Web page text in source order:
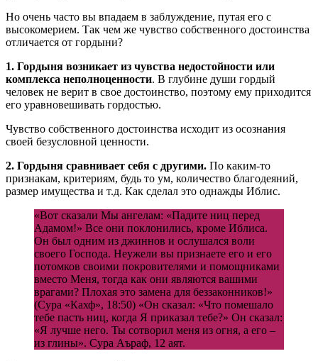
Но очень часто вы впадаем в заблуждение, путая его с
высокомерием. Так чем же чувство собственного достоинства
отличается от гордыни?
1. Гордыня возникает из чувства недостойности или
комплекса неполноценности. В глубине души гордый
человек не верит в свое достоинство, поэтому ему приходится
его уравновешивать гордостью.
Чувство собственного достоинства исходит из осознания
своей безусловной ценности.
2. Гордыня сравнивает себя с другими. По каким-то
признакам, критериям, будь то ум, количество благодеяний,
размер имущества и т.д. Как сделал это однажды Иблис.
«Вот сказали Мы ангелам: «Падите ниц перед
Адамом!» Все они поклонились, кроме Иблиса.
Он был одним из джиннов и ослушался воли
своего Господа. Неужели вы признаете его и его
потомков своими покровителями и помощниками
вместо Меня, тогда как они являются вашими
врагами? Плохая это замена для беззаконников!»
(Сура «Кахф», 18:50) «Он сказал: «Что помешало
тебе пасть ниц, когда Я приказал тебе?» Он сказал:
«Я лучше него. Ты сотворил меня из огня, а его –
из глины». Сура Аъраф, 12 аят.